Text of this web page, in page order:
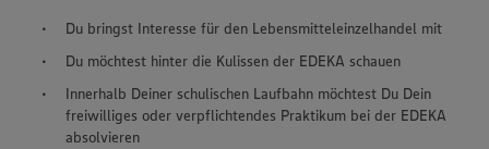
Du bringst Interesse für den Lebensmitteleinzelhandel mit
Du möchtest hinter die Kulissen der EDEKA schauen
Innerhalb Deiner schulischen Laufbahn möchtest Du Dein
freiwilliges oder verpflichtendes Praktikum bei der EDEKA
absolvieren